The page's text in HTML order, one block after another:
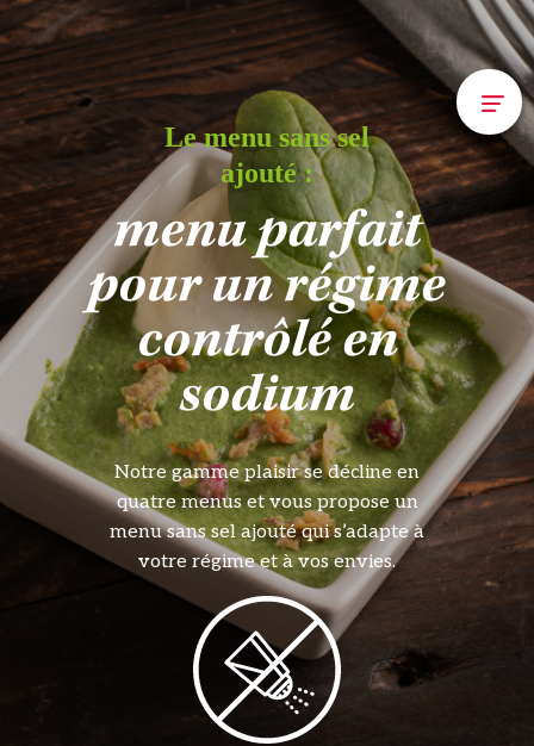
Le menu sans sel
ajouté :
menu parfait
pour un régime
contrôlé en
sodium
Notre gamme plaisir se décline en
quatre menus et vous propose un
menu sans sel ajouté qui s’adapte à
votre régime et à vos envies.